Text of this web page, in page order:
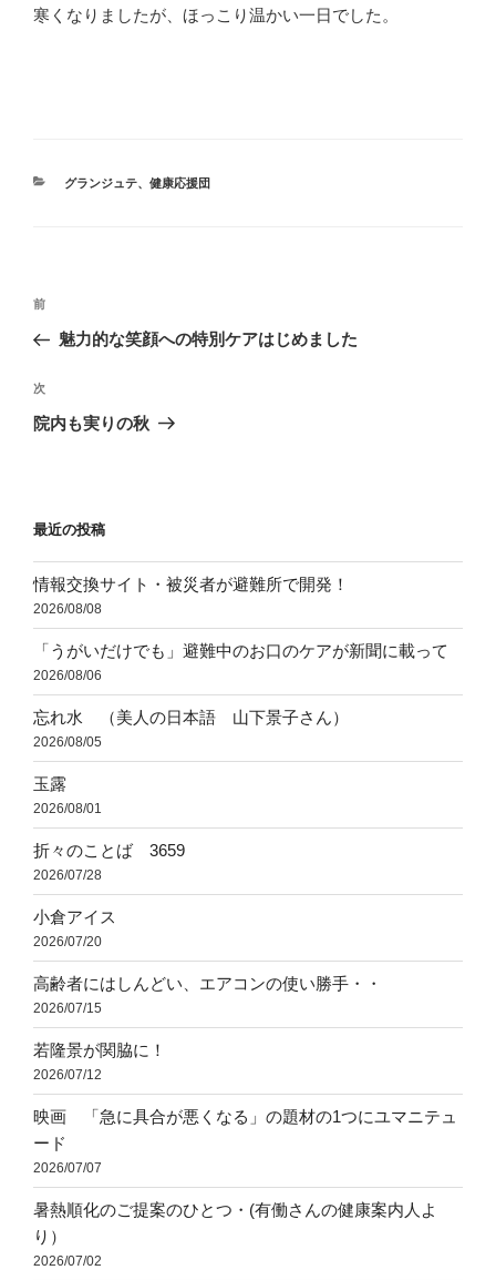
寒くなりましたが、ほっこり温かい一日でした。
カ
グランジュテ、 健康応援団
投
ナ
ビ
ゲ
ン
前
の
稿
前
魅力的な笑顔への特別ケアはじめました
次
の
次
院内も実りの秋
最近の投稿
情報交換サイト・被災者が避難所で開発！
2026/08/08
「うがいだけでも」避難中のお口のケアが新聞に載って
2026/08/06
忘れ水 （美人の日本語 山下景子さん）
2026/08/05
玉露
2026/08/01
折々のことば 3659
2026/07/28
小倉アイス
2026/07/20
高齢者にはしんどい、エアコンの使い勝手・・
2026/07/15
若隆景が関脇に！
2026/07/12
映画 「急に具合が悪くなる」の題材の1つにユマニテュ
ード
2026/07/07
暑熱順化のご提案のひとつ・(有働さんの健康案内人よ
り）
2026/07/02